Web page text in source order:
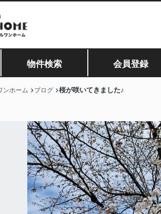
物件検索 会員登録
ンホーム ブログ 桜が咲いてきました♪